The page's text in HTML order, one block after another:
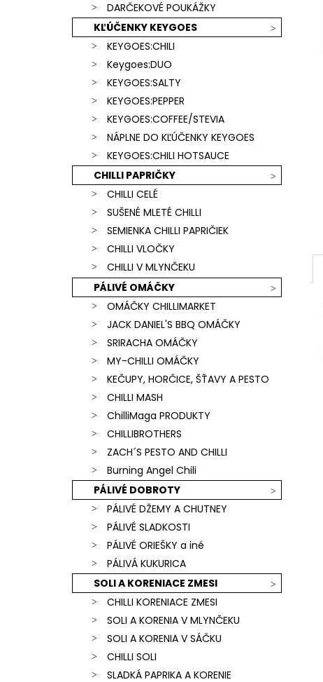
DARČEKOVÉ POUKÁŽKY
KĽÚČENKY KEYGOES
KEYGOES:CHILI
Keygoes:DUO
KEYGOES:SALTY
KEYGOES:PEPPER
KEYGOES:COFFEE/STEVIA
NÁPLNE DO KĽÚČENKY KEYGOES
KEYGOES:CHILI HOTSAUCE
CHILLI PAPRIČKY
CHILLI CELÉ
SUŠENÉ MLETÉ CHILLI
SEMIENKA CHILLI PAPRIČIEK
CHILLI VLOČKY
CHILLI V MLYNČEKU
PÁLIVÉ OMÁČKY
OMÁČKY CHILLIMARKET
JACK DANIEL'S BBQ OMÁČKY
SRIRACHA OMÁČKY
MY-CHILLI OMÁČKY
KEČUPY, HORČICE, ŠŤAVY A PESTO
CHILLI MASH
ChilliMaga PRODUKTY
CHILLIBROTHERS
ZACH´S PESTO AND CHILLI
Burning Angel Chili
PÁLIVÉ DOBROTY
PÁLIVÉ DŽEMY A CHUTNEY
PÁLIVÉ SLADKOSTI
PÁLIVÉ ORIEŠKY a iné
PÁLIVÁ KUKURICA
SOLI A KORENIACE ZMESI
CHILLI KORENIACE ZMESI
SOLI A KORENIA V MLYNČEKU
SOLI A KORENIA V SÁČKU
CHILLI SOLI
SLADKÁ PAPRIKA A KORENIE
€15,90